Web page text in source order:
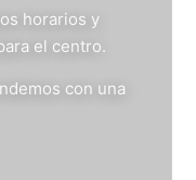
horarios y
el centro.
con una